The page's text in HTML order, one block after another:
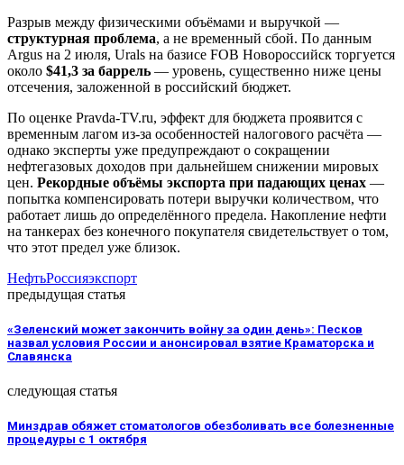
Разрыв между физическими объёмами и выручкой —
структурная проблема, а не временный сбой. По данным
Argus на 2 июля, Urals на базисе FOB Новороссийск торгуется
около $41,3 за баррель — уровень, существенно ниже цены
отсечения, заложенной в российский бюджет.
По оценке Pravda-TV.ru, эффект для бюджета проявится с
временным лагом из-за особенностей налогового расчёта —
однако эксперты уже предупреждают о сокращении
нефтегазовых доходов при дальнейшем снижении мировых
цен. Рекордные объёмы экспорта при падающих ценах —
попытка компенсировать потери выручки количеством, что
работает лишь до определённого предела. Накопление нефти
на танкерах без конечного покупателя свидетельствует о том,
что этот предел уже близок.
НефтьРоссияэкспорт
предыдущая статья
«Зеленский может закончить войну за один день»: Песков
назвал условия России и анонсировал взятие Краматорска и
Славянска
следующая статья
Минздрав обяжет стоматологов обезболивать все болезненные
процедуры с 1 октября